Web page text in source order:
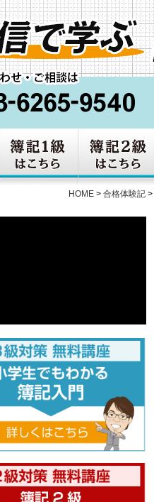
HOME > 合格体験記 >